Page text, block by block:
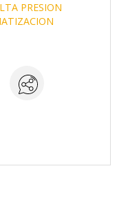
PRESION